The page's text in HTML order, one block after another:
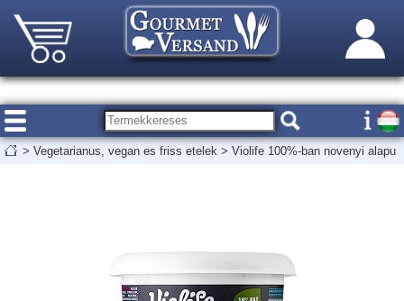
> Vegetarianus, vegan es friss etelek > Violife 100%-ban novenyi alapu